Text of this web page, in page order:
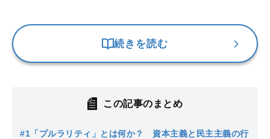
続きを読む
この記事のまとめ
#1 「プルラリティ」とは何か？ 資本主義と民主主義の行